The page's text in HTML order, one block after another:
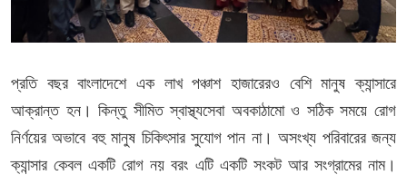
প্রতি বছর বাংলাদেশে এক লাখ পঞ্চাশ হাজারেরও বেশি মানুষ ক্যান্সারে
আক্রান্ত হন। কিন্তু সীমিত স্বাস্থ্যসেবা অবকাঠামো ও সঠিক সময়ে রোগ
নির্ণয়ের অভাবে বহু মানুষ চিকিৎসার সুযোগ পান না। অসংখ্য পরিবারের জন্য
ক্যান্সার কেবল একটি রোগ নয় বরং এটি একটি সংকট আর সংগ্রামের নাম।